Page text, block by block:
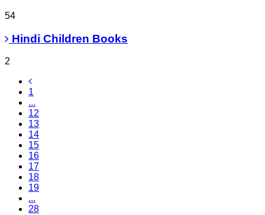
54
Hindi Children Books
2
1
...
12
13
14
15
16
17
18
19
...
28